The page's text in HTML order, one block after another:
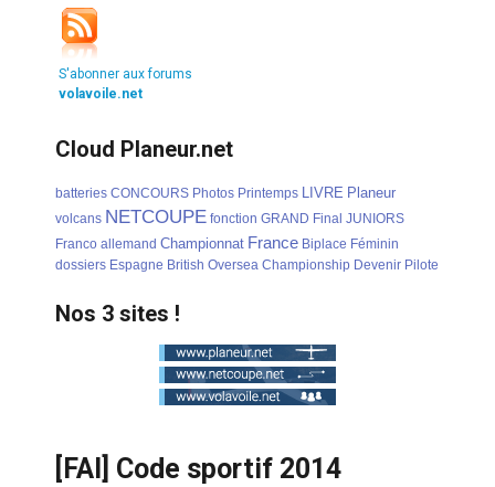
S'abonner aux forums
volavoile.net
Cloud Planeur.net
batteries CONCOURS Photos Printemps LIVRE Planeur
volcans NETCOUPE fonction GRAND Final JUNIORS
Franco allemand Championnat France Biplace Féminin
dossiers Espagne British Oversea Championship Devenir Pilote
Nos 3 sites !
[FAI] Code sportif 2014